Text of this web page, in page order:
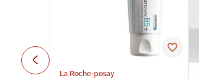
La Roche-posay